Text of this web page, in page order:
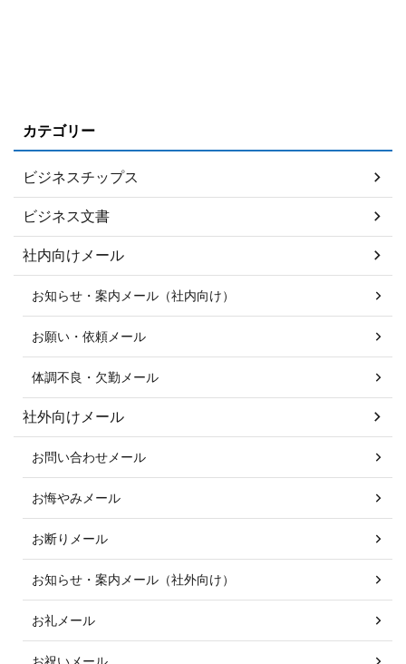
カテゴリー
ビジネスチップス
ビジネス文書
社内向けメール
お知らせ・案内メール（社内向け）
お願い・依頼メール
体調不良・欠勤メール
社外向けメール
お問い合わせメール
お悔やみメール
お断りメール
お知らせ・案内メール（社外向け）
お礼メール
お祝いメール